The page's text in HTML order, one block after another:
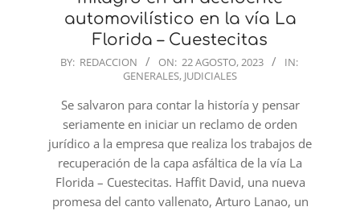
automovilístico en la vía La
Florida – Cuestecitas
2023-
BY: REDACCION ON: 22 AGOSTO, 2023
IN:
GENERALES, JUDICIALES
Se salvaron para contar la historía y pensar
seriamente en iniciar un reclamo de orden
jurídico a la empresa que realiza los trabajos de
recuperación de la capa asfáltica de la vía La
Florida – Cuestecitas. Haffit David, una nueva
promesa del canto vallenato, Arturo Lanao, un